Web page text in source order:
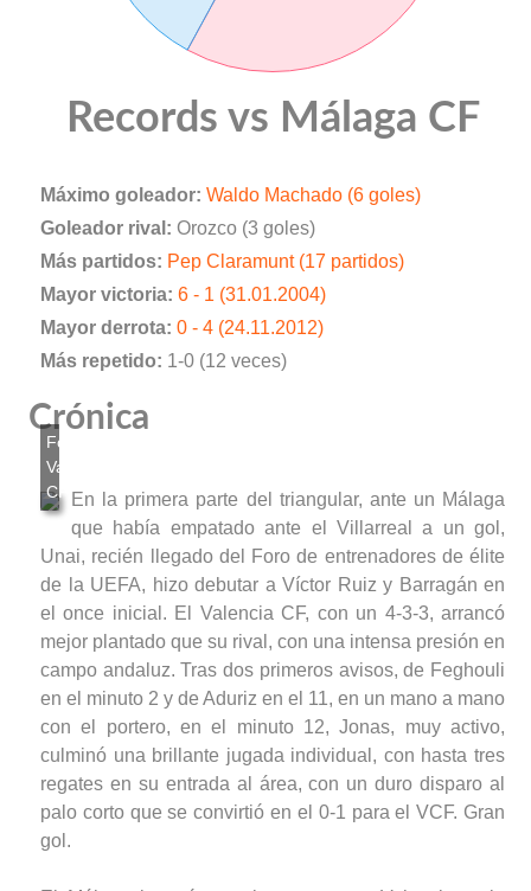
Records vs Málaga CF
Máximo goleador: Waldo Machado (6 goles)
Goleador rival: Orozco (3 goles)
Más partidos: Pep Claramunt (17 partidos)
Mayor victoria: 6 - 1 (31.01.2004)
Mayor derrota: 0 - 4 (24.11.2012)
Más repetido: 1-0 (12 veces)
Crónica
En la primera parte del triangular, ante un Málaga
que había empatado ante el Villarreal a un gol,
Unai, recién llegado del Foro de entrenadores de élite
de la UEFA, hizo debutar a Víctor Ruiz y Barragán en
el once inicial. El Valencia CF, con un 4-3-3, arrancó
mejor plantado que su rival, con una intensa presión en
campo andaluz. Tras dos primeros avisos, de Feghouli
en el minuto 2 y de Aduriz en el 11, en un mano a mano
con el portero, en el minuto 12, Jonas, muy activo,
culminó una brillante jugada individual, con hasta tres
regates en su entrada al área, con un duro disparo al
palo corto que se convirtió en el 0-1 para el VCF. Gran
gol.